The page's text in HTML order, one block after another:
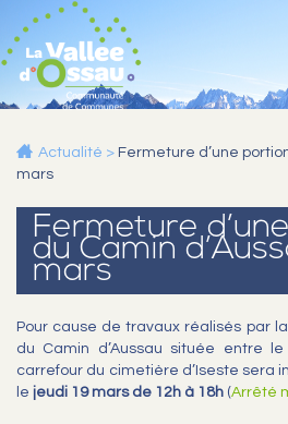
Actualité > Fermeture d’une
mars
Fermeture
du Camin
mars
Pour cause de travaux réalisés par
du Camin d’Aussau située entre
carrefour du cimetière d’Iseste sera
le jeudi 19 mars de 12h à 18h (Arrêté